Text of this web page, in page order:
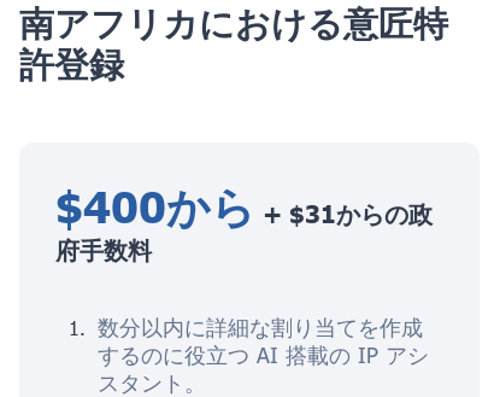
南アフリカにおける意匠特
許登録
$400から + $31からの政
府手数料
数分以内に詳細な割り当てを作成
するのに役立つ AI 搭載の IP アシ
スタント。